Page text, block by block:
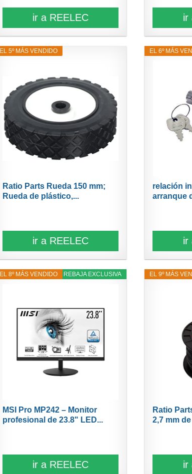
ir a REELEC ir
EL 5º MÁS VENDIDO
Ratio Parts Rueda 150 mm;
Rueda de plástico,...
ir a REELEC
EL 6º MÁS
relación
arranque
ir
20% REBAJA EXCLUSIVA
EL 8º MÁS VENDIDO
MSI Pro MP242 – Monitor
profesional de 23.8" LED...
ir a REELEC
EL 9º MÁS
Ratio
2,7 mm
ir